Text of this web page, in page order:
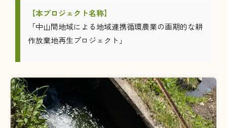
【本プロジェクト名称】
「中山間地域による地域連携循環農業の画期的な耕
作放棄地再生プロジェクト」